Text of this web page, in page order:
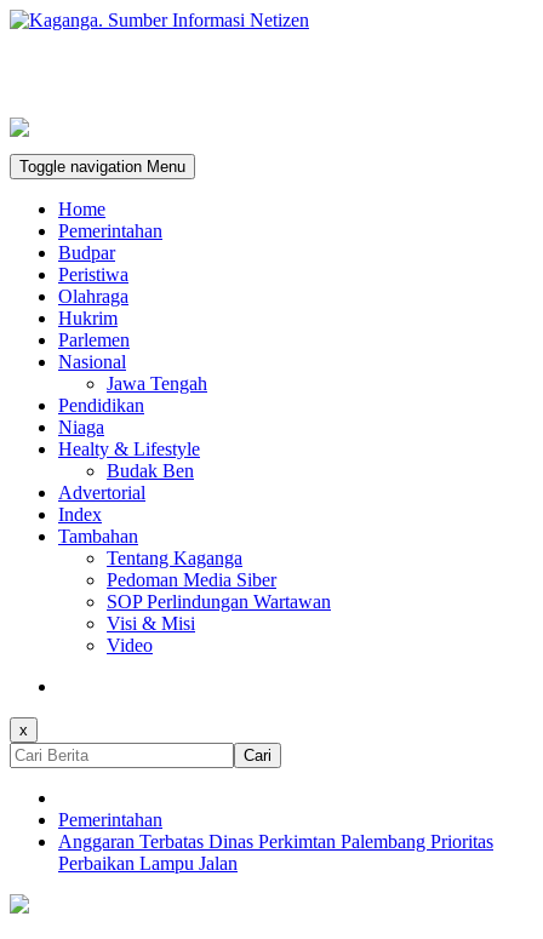
Toggle navigation Menu
Home
Pemerintahan
Budpar
Peristiwa
Olahraga
Hukrim
Parlemen
Nasional
Jawa Tengah
Pendidikan
Niaga
Healty & Lifestyle
Budak Ben
Advertorial
Index
Tambahan
Tentang Kaganga
Pedoman Media Siber
SOP Perlindungan Wartawan
Visi & Misi
Video
x
Cari
Pemerintahan
Anggaran Terbatas Dinas Perkimtan Palembang Prioritas
Perbaikan Lampu Jalan